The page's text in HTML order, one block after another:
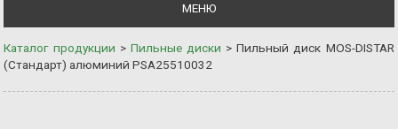
МЕНЮ
Каталог продукции > Пильные диски >Пильный диск MOS-DISTAR
(Стандарт) алюминий PSA25510032